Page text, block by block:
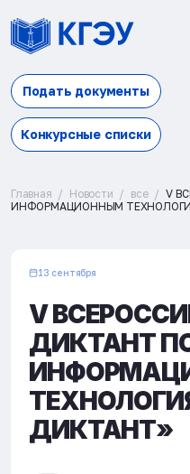
Подать документы
Конкурсные списки
Главная Новости все
V
ИНФОРМАЦИОННЫМ
13 сентября
V
ДИКТАНТ
ДИКТАНТ»